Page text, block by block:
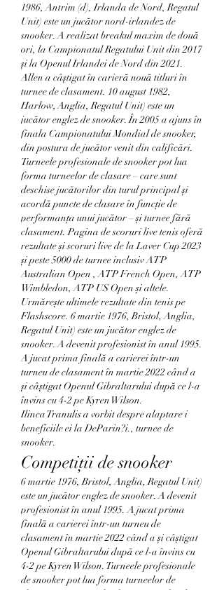
1986, Antrim ⁠(d), Irlanda de Nord, Regatul
Unit) este un jucător nord-irlandez de
snooker. A realizat breakul maxim de două
ori, la Campionatul Regatului Unit din 2017
și la Openul Irlandei de Nord din 2021.
Allen a câștigat în carieră nouă titluri în
turnee de clasament. 10 august 1982,
Harlow, Anglia, Regatul Unit) este un
jucător englez de snooker. În 2005 a ajuns în
finala Campionatului Mondial de snooker,
din postura de jucător venit din calificări.
Turneele profesionale de snooker pot lua
forma turneelor de clasare – care sunt
deschise jucătorilor din turul principal și
acordă puncte de clasare în funcție de
performanța unui jucător – și turnee fără
clasament. Pagina de scoruri live tenis oferă
rezultate și scoruri live de la Laver Cup 2023
și peste 5000 de turnee inclusiv ATP
Australian Open , ATP French Open, ATP
Wimbledon, ATP US Open și altele.
Urmărește ultimele rezultate din tenis pe
Flashscore. 6 martie 1976, Bristol, Anglia,
Regatul Unit) este un jucător englez de
snooker. A devenit profesionist în anul 1995.
A jucat prima finală a carierei într-un
turneu de clasament în martie 2022 când a
și câștigat Openul Gibraltarului după ce l-a
învins cu 4-2 pe Kyren Wilson.
Ilinca Tranulis a vorbit despre alaptare i
beneficiile ei la DeParin?i., turnee de
snooker.
Competiţii de snooker
6 martie 1976, Bristol, Anglia, Regatul Unit)
este un jucător englez de snooker. A devenit
profesionist în anul 1995. A jucat prima
finală a carierei într-un turneu de
clasament în martie 2022 când a și câștigat
Openul Gibraltarului după ce l-a învins cu
4-2 pe Kyren Wilson. Turneele profesionale
de snooker pot lua forma turneelor de